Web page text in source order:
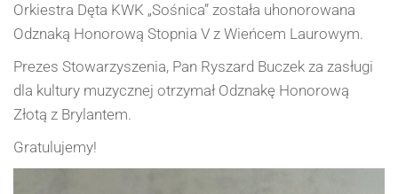
Orkiestra Dęta KWK „Sośnica” została uhonorowana
Odznaką Honorową Stopnia V z Wieńcem Laurowym.
Prezes Stowarzyszenia, Pan Ryszard Buczek za zasługi
dla kultury muzycznej otrzymał Odznakę Honorową
Złotą z Brylantem.
Gratulujemy!